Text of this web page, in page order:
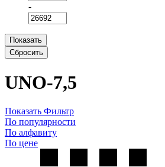
-
Показать
Сбросить
UNO-7,5
Показать Фильтр
По популярности
По алфавиту
По цене